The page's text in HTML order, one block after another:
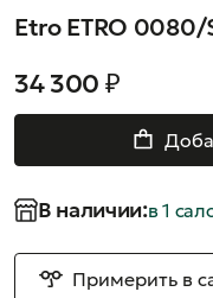
Etro ETRO 0080/
34 300 ₽
В наличии:в 1
Примерить в